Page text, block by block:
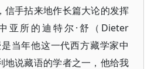
信手拈来地作长篇大论的发挥
亚所的迪特尔·舒（Dieter
当年他这一代西方藏学家中
地说藏语的学者之一，他给我